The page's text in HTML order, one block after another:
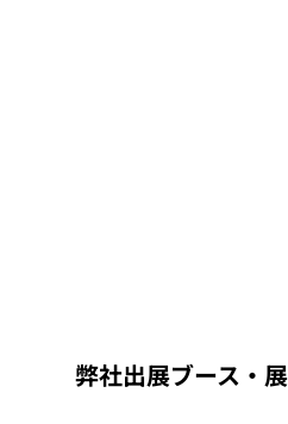
弊社出展ブース・